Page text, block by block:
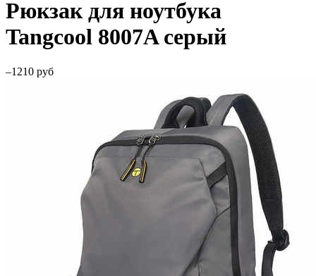
Рюкзак для ноутбука
Tangcool 8007A серый
–1210 руб